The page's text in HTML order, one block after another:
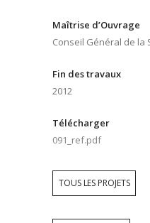
Maîtrise d’Ouvrage
Conseil Général de la
Fin des travaux
2012
Télécharger
091_ref.pdf
TOUS LES PROJETS